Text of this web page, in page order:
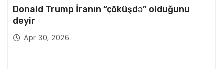
Donald Trump İranın “çöküşdə” olduğunu
deyir
Apr 30, 2026